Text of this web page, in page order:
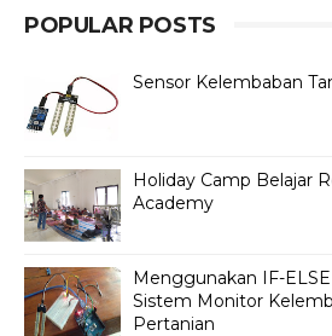
POPULAR POSTS
Sensor Kelembaban
Holiday Camp Belajar
Academy
Menggunakan IF-
Sistem Monitor
Pertanian